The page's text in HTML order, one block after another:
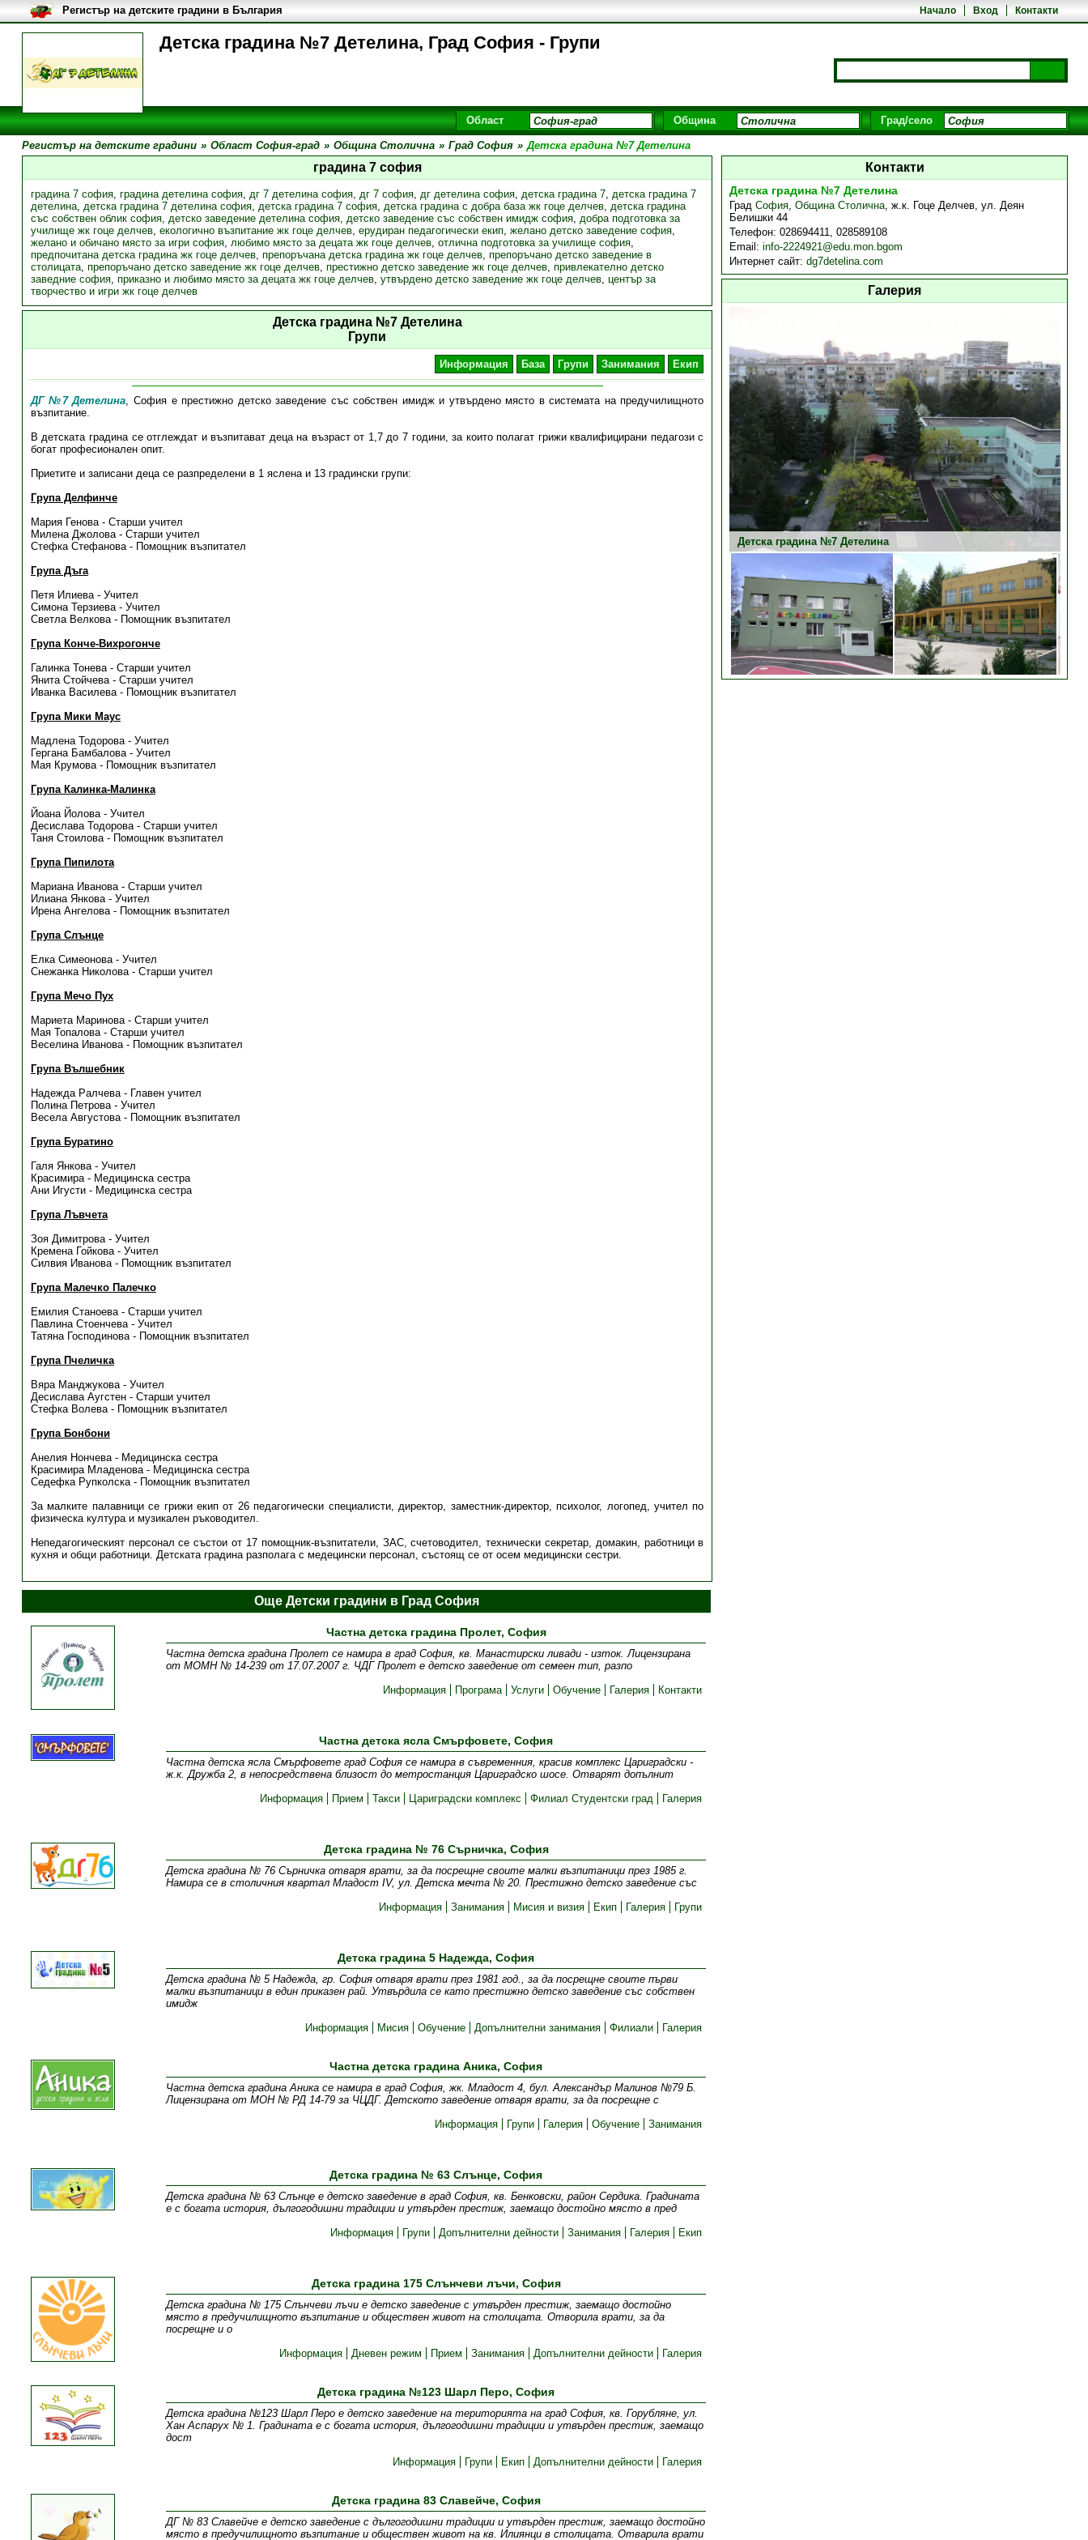
Детска градина №7 Детелина, Град София - Групи
Начало Вход Контакти
Регистър на детските градини в България
Област Община Град/село
Регистър на детските градини » Област София-град » Община Столична » Град София » Детска градина №7 Детелина
градина 7 софия
градина 7 софия, градина детелина софия, дг 7 детелина софия, дг 7 софия, дг детелина софия, детска градина 7, детска градина 7
детелина, детска градина 7 детелина софия, детска градина 7 софия, детска градина с добра база жк гоце делчев, детска градина
със собствен облик софия, детско заведение детелина софия, детско заведение със собствен имидж софия, добра подготовка за
училище жк гоце делчев, екологично възпитание жк гоце делчев, ерудиран педагогически екип, желано детско заведение софия,
желано и обичано място за игри софия, любимо място за децата жк гоце делчев, отлична подготовка за училище софия,
предпочитана детска градина жк гоце делчев, препоръчана детска градина жк гоце делчев, препоръчано детско заведение в
столицата, препоръчано детско заведение жк гоце делчев, престижно детско заведение жк гоце делчев, привлекателно детско
заведние софия, приказно и любимо място за децата жк гоце делчев, утвърдено детско заведение жк гоце делчев, център за
творчество и игри жк гоце делчев
Детска градина №7 Детелина
Групи
Информация База Групи Занимания Екип
ДГ №7 Детелина, София е престижно детско заведение със собствен имидж и утвърдено място в системата на предучилищното
възпитание.
В детската градина се отглеждат и възпитават деца на възраст от 1,7 до 7 години, за които полагат грижи квалифицирани педагози с
богат професионален опит.
Приетите и записани деца се разпределени в 1 яслена и 13 градински групи:
Група Делфинче
Мария Генова - Старши учител
Милена Джолова - Старши учител
Стефка Стефанова - Помощник възпитател
Група Дъга
Петя Илиева - Учител
Симона Терзиева - Учител
Светла Велкова - Помощник възпитател
Група Конче-Вихрогонче
Галинка Тонева - Старши учител
Янита Стойчева - Старши учител
Иванка Василева - Помощник възпитател
Група Мики Маус
Мадлена Тодорова - Учител
Гергана Бамбалова - Учител
Мая Крумова - Помощник възпитател
Група Калинка-Малинка
Йоана Йолова - Учител
Десислава Тодорова - Старши учител
Таня Стоилова - Помощник възпитател
Група Пипилота
Мариана Иванова - Старши учител
Илиана Янкова - Учител
Ирена Ангелова - Помощник възпитател
Група Слънце
Елка Симеонова - Учител
Снежанка Николова - Старши учител
Група Мечо Пух
Мариета Маринова - Старши учител
Мая Топалова - Старши учител
Веселина Иванова - Помощник възпитател
Група Вълшебник
Надежда Ралчева - Главен учител
Полина Петрова - Учител
Весела Августова - Помощник възпитател
Група Буратино
Галя Янкова - Учител
Красимира - Медицинска сестра
Ани Игусти - Медицинска сестра
Група Лъвчета
Зоя Димитрова - Учител
Кремена Гойкова - Учител
Силвия Иванова - Помощник възпитател
Група Малечко Палечко
Емилия Станоева - Старши учител
Павлина Стоенчева - Учител
Татяна Господинова - Помощник възпитател
Група Пчеличка
Вяра Манджукова - Учител
Десислава Аугстен - Старши учител
Стефка Волева - Помощник възпитател
Група Бонбони
Анелия Нончева - Медицинска сестра
Красимира Младенова - Медицинска сестра
Седефка Рупколска - Помощник възпитател
За малките палавници се грижи екип от 26 педагогически специалисти, директор, заместник-директор, психолог, логопед, учител по
физическа култура и музикален ръководител.
Непедагогическият персонал се състои от 17 помощник-възпитатели, ЗАС, счетоводител, технически секретар, домакин, работници в
кухня и общи работници. Детската градина разполага с медецински персонал, състоящ се от осем медицински сестри.
Контакти
Детска градина №7 Детелина
Град София, Община Столична, ж.к. Гоце Делчев, ул. Деян
Белишки 44
Телефон: 028694411, 028589108
Email: info-2224921@edu.mon.bgom
Интернет сайт: dg7detelina.com
Галерия
Детска градина №7 Детелина
Още Детски градини в Град София
Частна детска градина Пролет, София
Частна детска градина Пролет се намира в град София, кв. Манастирски ливади - изток. Лицензирана
от МОМН № 14-239 от 17.07.2007 г. ЧДГ Пролет е детско заведение от семеен тип, разпо
Информация
Програма Услуги Обучение Галерия Контакти
Частна детска ясла Смърфовете, София
Частна детска ясла Смърфовете град София се намира в съвременния, красив комплекс Цариградски -
ж.к. Дружба 2, в непосредствена близост до метростанция Цариградско шосе. Отварят допълнит
Информация
Прием Такси Цариградски комплекс Филиал Студентски град Галерия
Детска градина № 76 Сърничка, София
Детска градина № 76 Сърничка отваря врати, за да посрещне своите малки възпитаници през 1985 г.
Намира се в столичния квартал Младост IV, ул. Детска мечта № 20. Престижно детско заведение със
Информация
Занимания Мисия и визия Екип Галерия Групи
Детска градина 5 Надежда, София
Детска градина № 5 Надежда, гр. София отваря врати през 1981 год., за да посрещне своите първи
малки възпитаници в един приказен рай. Утвърдила се като престижно детско заведение със собствен
имидж
Информация
Мисия Обучение Допълнителни занимания Филиали Галерия
Частна детска градина Аника, София
Частна детска градина Аника се намира в град София, жк. Младост 4, бул. Александър Малинов №79 Б.
Лицензирана от МОН № РД 14-79 за ЧЦДГ. Детското заведение отваря врати, за да посрещне с
Информация
Групи Галерия Обучение Занимания
Детска градина № 63 Слънце, София
Детска градина № 63 Слънце е детско заведение в град София, кв. Бенковски, район Сердика. Градината
е с богата история, дългогодишни традиции и утвърден престиж, заемащо достойно място в пред
Информация
Групи Допълнителни дейности Занимания Галерия Екип
Детска градина 175 Слънчеви лъчи, София
Детска градина № 175 Слънчеви лъчи e детско заведение с утвърден престиж, заемащо достойно
място в предучилищното възпитание и обществен живот на столицата. Отворила врати, за да
посрещне и о
Информация
Дневен режим Прием Занимания Допълнителни дейности Галерия
Детска градина №123 Шарл Перо, София
Детска градина №123 Шарл Перо е детско заведение на територията на град София, кв. Горубляне, ул.
Хан Аспарух № 1. Градината е с богата история, дългогодишни традиции и утвърден престиж, заемащо
дост
Информация
Групи Екип Допълнителни дейности Галерия
Детска градина 83 Славейче, София
ДГ № 83 Славейче е детско заведение с дългогодишни традиции и утвърден престиж, заемащо достойно
място в предучилищното възпитание и обществен живот на кв. Илиянци в столицата. Отварила врати